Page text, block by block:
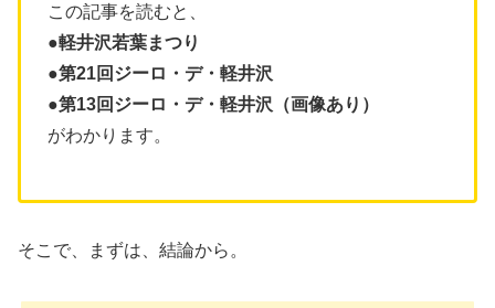
この記事を読むと、
●軽井沢若葉まつり
●第21回ジーロ・デ・軽井沢
●第13回ジーロ・デ・軽井沢（画像あり）
がわかります。
そこで、まずは、結論から。